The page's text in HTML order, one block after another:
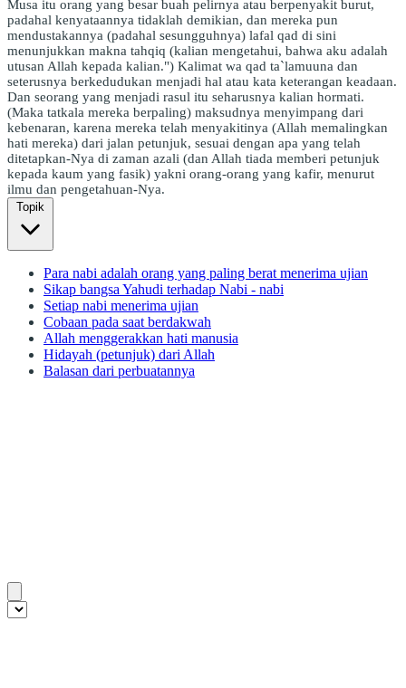
Musa itu orang yang besar buah pelirnya atau berpenyakit burut,
padahal kenyataannya tidaklah demikian, dan mereka pun
mendustakannya (padahal sesungguhnya) lafal qad di sini
menunjukkan makna tahqiq (kalian mengetahui, bahwa aku adalah
utusan Allah kepada kalian.") Kalimat wa qad ta`lamuuna dan
seterusnya berkedudukan menjadi hal atau kata keterangan keadaan.
Dan seorang yang menjadi rasul itu seharusnya kalian hormati.
(Maka tatkala mereka berpaling) maksudnya menyimpang dari
kebenaran, karena mereka telah menyakitinya (Allah memalingkan
hati mereka) dari jalan petunjuk, sesuai dengan apa yang telah
ditetapkan-Nya di zaman azali (dan Allah tiada memberi petunjuk
kepada kaum yang fasik) yakni orang-orang yang kafir, menurut
ilmu dan pengetahuan-Nya.
Topik
Para nabi adalah orang yang paling berat menerima ujian
Sikap bangsa Yahudi terhadap Nabi - nabi
Setiap nabi menerima ujian
Cobaan pada saat berdakwah
Allah menggerakkan hati manusia
Hidayah (petunjuk) dari Allah
Balasan dari perbuatannya